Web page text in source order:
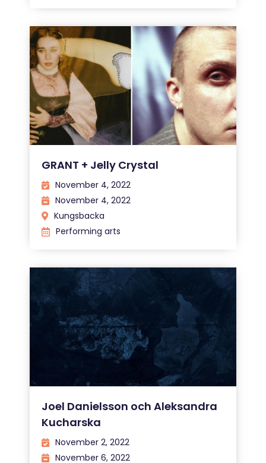
GRANT + Jelly Crystal
November 4, 2022
November 4, 2022
Kungsbacka
Performing arts
Joel Danielsson och Aleksandra
Kucharska
November 2, 2022
November 6, 2022